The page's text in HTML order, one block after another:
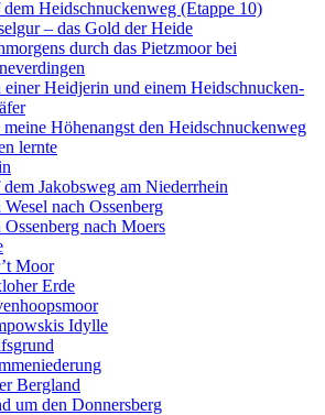
Heidschnuckenweg (Etappe 10)
– das Gold der Heide
durch das Pietzmoor bei
einer Heidjerin und einem Heidschnucken-
meine Höhenangst den Heidschnuckenweg
lernte
Jakobsweg am Niederrhein
Wesel nach Ossenberg
Ossenberg nach Moers
Moor
Erde
Idylle
Bergland
um den Donnersberg